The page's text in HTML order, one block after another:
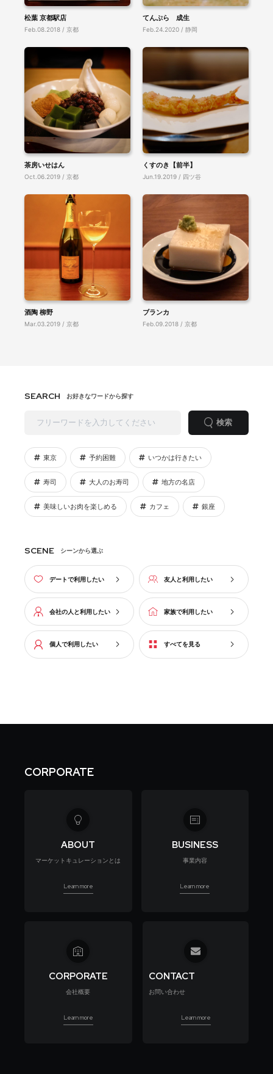
松葉 京都駅店
Feb.08.2018 / 京都
てんぷら 成生
Feb.24.2020 / 静岡
茶房いせはん
Oct.06.2019 / 京都
くすのき【前半】
Jun.19.2019 / 四ツ谷
酒陶 柳野
Mar.03.2019 / 京都
ブランカ
Feb.09.2018 / 京都
SEARCH お好きなワードから探す
検索
東京 予約困難 いつかは行きたい
寿司 大人のお寿司 地方の名店
美味しいお肉を楽しめる カフェ 銀座
SCENE シーンから選ぶ
デートで利用したい 友人と利用したい
会社の人と利用したい 家族で利用したい
個人で利用したい すべてを見る
CORPORATE
ABOUT
マーケットキュレーションとは
Learn more
BUSINESS
事業内容
Learn more
CORPORATE
会社概要
Learn more
CONTACT
お問い合わせ
Learn more